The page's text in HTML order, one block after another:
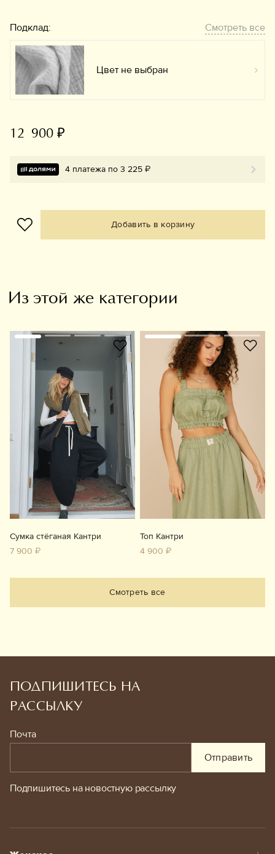
Подклад: Смотреть все
Цвет не выбран
12 900 ₽
4 платежа по 3 225 ₽
Добавить в корзину
Из этой же категории
Сумка стёганая Кантри
7 900 ₽
Топ Кантри
4 900 ₽
Смотреть все
ПОДПИШИТЕСЬ НА
РАССЫЛКУ
Почта
Отправить
Подпишитесь на новостную рассылку